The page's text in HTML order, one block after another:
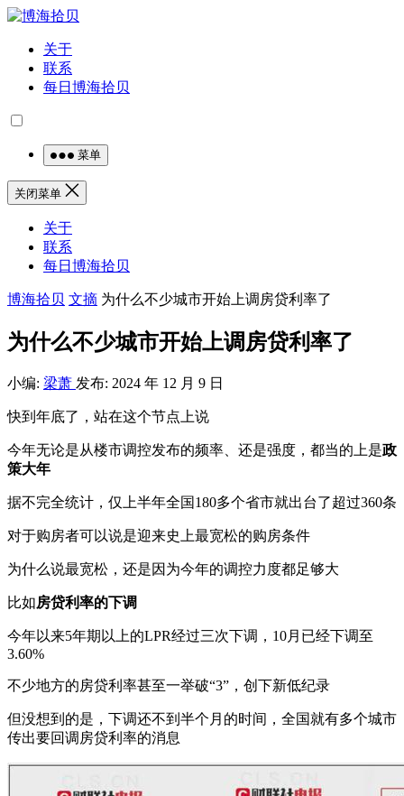
关于
联系
每日博海拾贝
菜单
关闭菜单
关于
联系
每日博海拾贝
博海拾贝 文摘 为什么不少城市开始上调房贷利率了
为什么不少城市开始上调房贷利率了
小编: 梁萧 发布: 2024 年 12 月 9 日
快到年底了，站在这个节点上说
今年无论是从楼市调控发布的频率、还是强度，都当的上是政
策大年
据不完全统计，仅上半年全国180多个省市就出台了超过360条
对于购房者可以说是迎来史上最宽松的购房条件
为什么说最宽松，还是因为今年的调控力度都足够大
比如房贷利率的下调
今年以来5年期以上的LPR经过三次下调，10月已经下调至
3.60%
不少地方的房贷利率甚至一举破“3”，创下新低纪录
但没想到的是，下调还不到半个月的时间，全国就有多个城市
传出要回调房贷利率的消息